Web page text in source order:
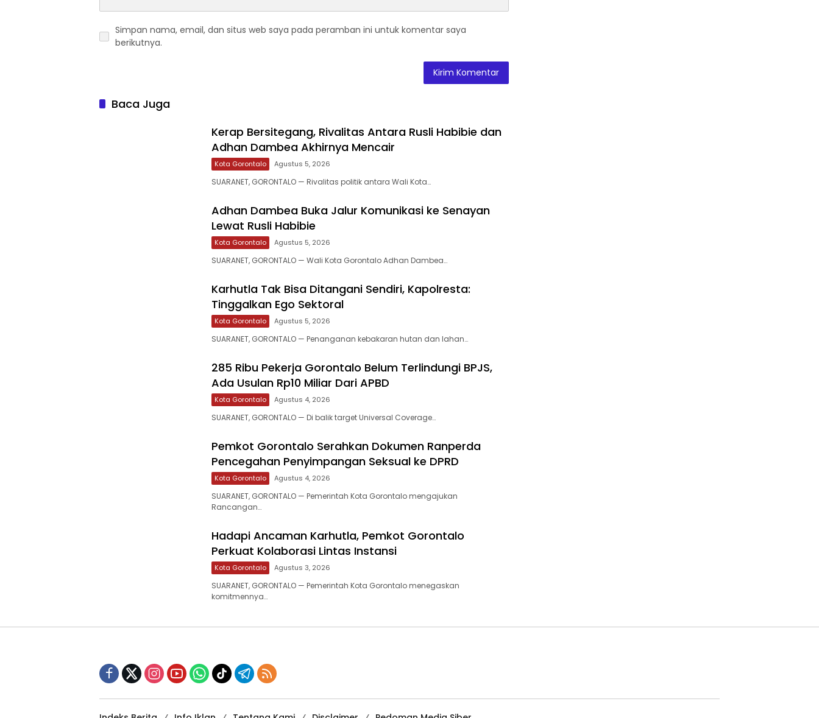
Simpan nama, email, dan situs web saya pada peramban ini untuk komentar saya
berikutnya.
Baca Juga
‎Kerap Bersitegang, Rivalitas Antara Rusli Habibie dan
Adhan Dambea Akhirnya Mencair
Kota Gorontalo Agustus 5, 2026
SUARANET, GORONTALO — Rivalitas politik antara Wali Kota…
‎Adhan Dambea Buka Jalur Komunikasi ke Senayan
Lewat Rusli Habibie
Kota Gorontalo Agustus 5, 2026
‎SUARANET, GORONTALO — Wali Kota Gorontalo Adhan Dambea…
‎Karhutla Tak Bisa Ditangani Sendiri, Kapolresta:
Tinggalkan Ego Sektoral‎‎
Kota Gorontalo Agustus 5, 2026
SUARANET, GORONTALO — Penanganan kebakaran hutan dan lahan…
‎285 Ribu Pekerja Gorontalo Belum Terlindungi BPJS,
Ada Usulan Rp10 Miliar Dari APBD‎
Kota Gorontalo Agustus 4, 2026
SUARANET, GORONTALO — Di balik target Universal Coverage…
Pemkot Gorontalo Serahkan Dokumen Ranperda
Pencegahan Penyimpangan Seksual ke DPRD
Kota Gorontalo Agustus 4, 2026
‎SUARANET, GORONTALO — Pemerintah Kota Gorontalo mengajukan
Rancangan…
‎Hadapi Ancaman Karhutla, Pemkot Gorontalo
Perkuat Kolaborasi Lintas Instansi‎‎
Kota Gorontalo Agustus 3, 2026
SUARANET, GORONTALO — Pemerintah Kota Gorontalo menegaskan
komitmennya…